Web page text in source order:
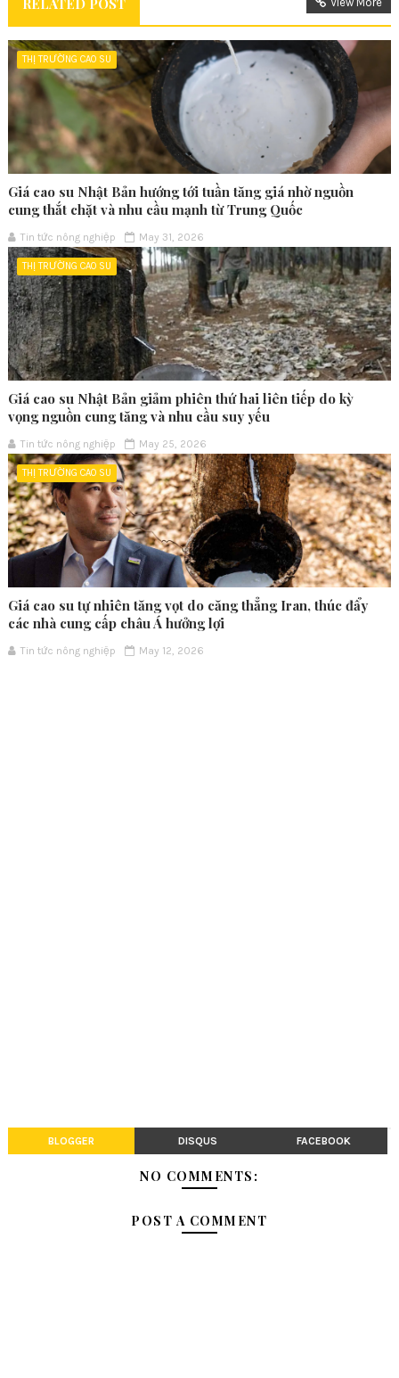
THỊ TRƯỜNG CAO SU
Giá cao su Nhật Bản hướng tới tuần tăng giá nhờ nguồn
cung thắt chặt và nhu cầu mạnh từ Trung Quốc
Tin tức nông nghiệp May 31, 2026
THỊ TRƯỜNG CAO SU
Giá cao su Nhật Bản giảm phiên thứ hai liên tiếp do kỳ
vọng nguồn cung tăng và nhu cầu suy yếu
Tin tức nông nghiệp May 25, 2026
THỊ TRƯỜNG CAO SU
Giá cao su tự nhiên tăng vọt do căng thẳng Iran, thúc đẩy
các nhà cung cấp châu Á hưởng lợi
Tin tức nông nghiệp May 12, 2026
BLOGGER DISQUS FACEBOOK
NO COMMENTS:
POST A COMMENT